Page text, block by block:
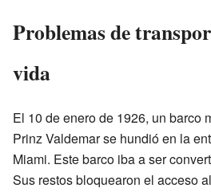
Problemas de
vida
El 10 de enero de 1926, un barco
Prinz Valdemar se hundió en la
Miami. Este barco iba a ser
Sus restos bloquearon el acceso